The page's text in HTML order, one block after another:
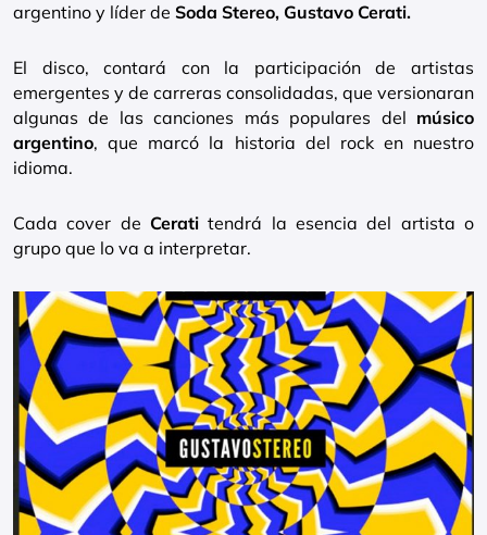
argentino y líder de Soda Stereo, Gustavo Cerati.
El disco, contará con la participación de artistas
emergentes y de carreras consolidadas, que versionaran
algunas de las canciones más populares del músico
argentino, que marcó la historia del rock en nuestro
idioma.
Cada cover de Cerati tendrá la esencia del artista o
grupo que lo va a interpretar.